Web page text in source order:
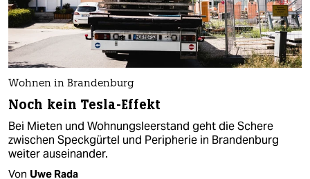
Wohnen in Brandenburg
Noch kein Tesla-Effekt
Bei Mieten und Wohnungsleerstand geht die Schere
zwischen Speckgürtel und Peripherie in Brandenburg
weiter auseinander.
Von Uwe Rada